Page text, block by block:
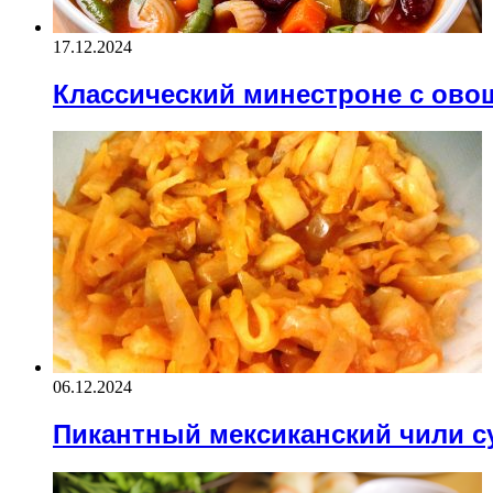
17.12.2024
Классический минестроне с
06.12.2024
Пикантный мексиканский чили